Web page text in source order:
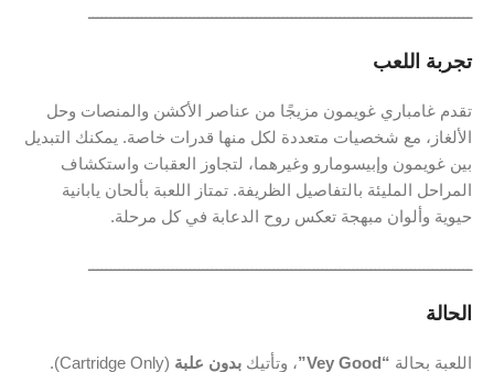
ـــــــــــــــــــــــــــــــــــــــــــــــــــــــــــــــــــــــــــــــــــــــ
تجربة اللعب
تقدم غامباري غويمون مزيجًا من عناصر الأكشن والمنصات وحل
الألغاز، مع شخصيات متعددة لكل منها قدرات خاصة. يمكنك التبديل
بين غويمون وإبيسومارو وغيرهما، لتجاوز العقبات واستكشاف
المراحل المليئة بالتفاصيل الظريفة. تمتاز اللعبة بألحان يابانية
حيوية وألوان مبهجة تعكس روح الدعابة في كل مرحلة.
ـــــــــــــــــــــــــــــــــــــــــــــــــــــــــــــــــــــــــــــــــــــــ
الحالة
اللعبة بحالة “Vey Good” ، وتأتيك بدون علبة (Cartridge Only).